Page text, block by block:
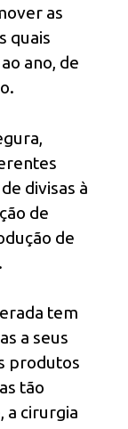
as
quais
ano, de
divisas à
de
de
tem
a seus
produtos
tão
a cirurgia